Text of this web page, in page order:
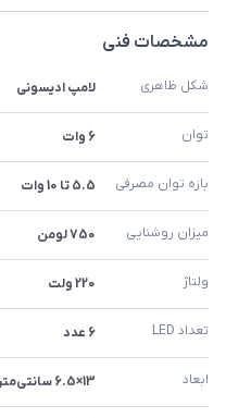
مشخصات فنی
شکل ظاهری لامپ ادیسونی
توان 6 وات
بازه توان مصرفی 5.5 تا 10 وات
میزان روشنایی 750 لومن
ولتاژ 220 ولت
تعداد LED 6 عدد
ابعاد 13×6.5 سانتی‌متر